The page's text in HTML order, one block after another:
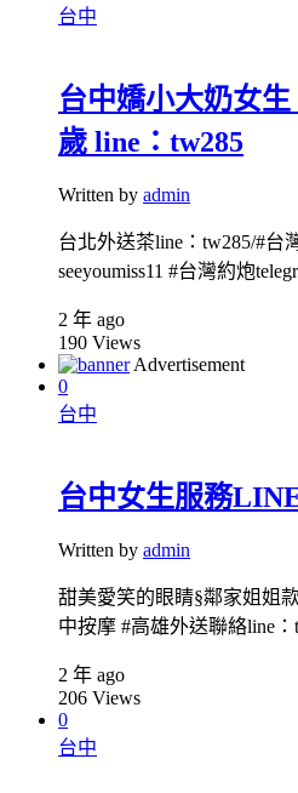
台中
台中嬌小大奶女生
歲 line：tw285
Written by admin
台北外送茶line：tw285/#台
seeyoumiss11 #台灣約炮
2 年 ago
190 Views
Advertisement
0
台中
台中女生服務
Written by admin
甜美愛笑的眼睛§鄰家姐姐
中按摩 #高雄外送聯絡line：
2 年 ago
206 Views
0
台中